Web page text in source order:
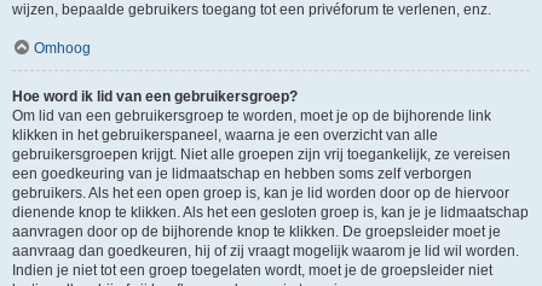
wijzen, bepaalde gebruikers toegang tot een privéforum te verlenen, enz.
Omhoog
Hoe word ik lid van een gebruikersgroep?
Om lid van een gebruikersgroep te worden, moet je op de bijhorende link
klikken in het gebruikerspaneel, waarna je een overzicht van alle
gebruikersgroepen krijgt. Niet alle groepen zijn vrij toegankelijk, ze vereisen
een goedkeuring van je lidmaatschap en hebben soms zelf verborgen
gebruikers. Als het een open groep is, kan je lid worden door op de hiervoor
dienende knop te klikken. Als het een gesloten groep is, kan je je lidmaatschap
aanvragen door op de bijhorende knop te klikken. De groepsleider moet je
aanvraag dan goedkeuren, hij of zij vraagt mogelijk waarom je lid wil worden.
Indien je niet tot een groep toegelaten wordt, moet je de groepsleider niet